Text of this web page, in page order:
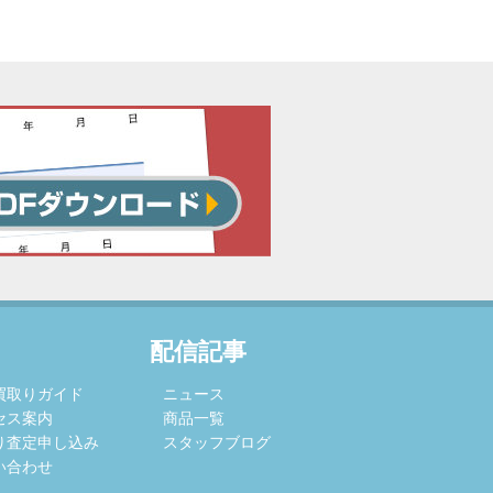
取りガイド
ス案内
査定申し込み
合わせ
配信記事
ニュース
商品一覧
スタッフブログ